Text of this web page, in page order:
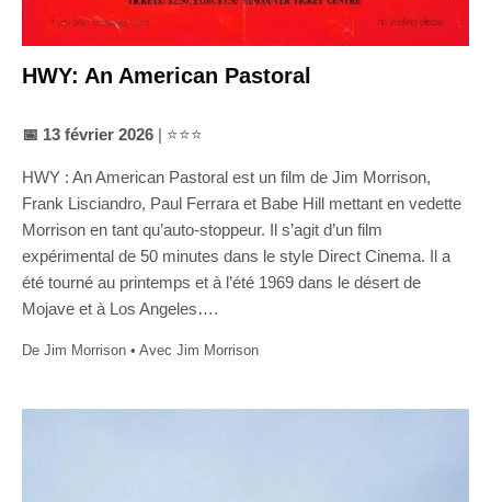
HWY: An American Pastoral
📅 13 février 2026 | ⭐⭐⭐
HWY : An American Pastoral est un film de Jim Morrison,
Frank Lisciandro, Paul Ferrara et Babe Hill mettant en vedette
Morrison en tant qu’auto-stoppeur. Il s’agit d’un film
expérimental de 50 minutes dans le style Direct Cinema. Il a
été tourné au printemps et à l’été 1969 dans le désert de
Mojave et à Los Angeles….
De Jim Morrison • Avec Jim Morrison